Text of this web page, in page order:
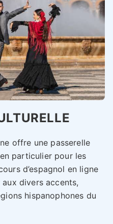
offre une passerelle
particulier pour les
d’espagnol en ligne
aux divers accents,
hispanophones du